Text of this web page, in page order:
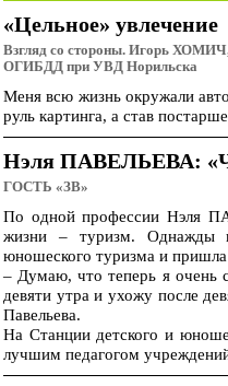
«Цельное» увлечение
Взгляд со стороны. Игорь ХОМИЧ,
ОГИБДД при УВД Норильска
Меня всю жизнь окружали
руль картинга, а став
Нэля ПАВЕЛЬЕВА:
ГОСТЬ «ЗВ»
По одной профессии Нэля
жизни – туризм. Однажды в
юношеского туризма и
– Думаю, что теперь я очень
девяти утра и ухожу после
Павельева.
На Станции детского и
лучшим педагогом